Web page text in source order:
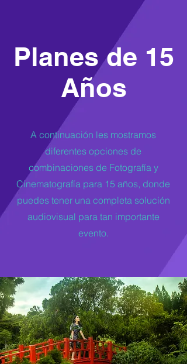
Planes de 15
Años
A continuación les mostramos
diferentes opciones de
combinaciones de Fotografía y
Cinematografía para 15 años, donde
puedes tener una completa solución
audiovisual para tan importante
evento.